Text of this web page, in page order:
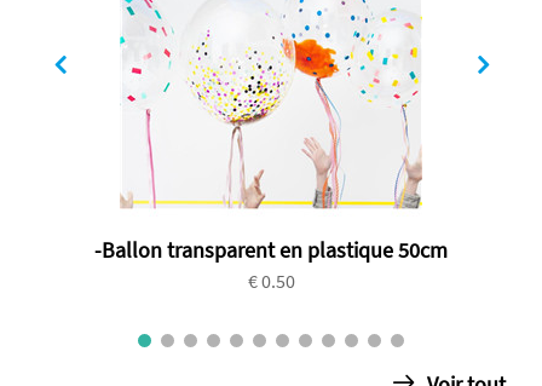
-Ballon transparent en plastique 50cm
€ 0.50